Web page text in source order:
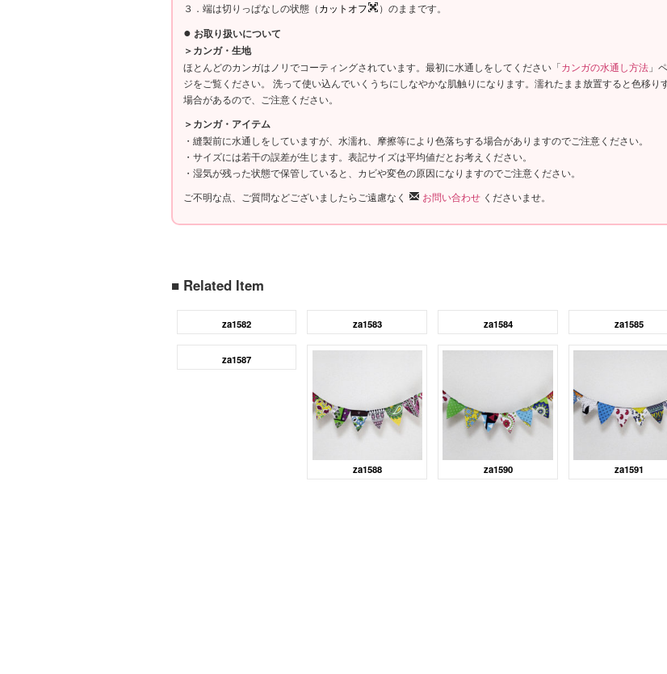
３．端は切りっぱなしの状態（カットオフ ）のままです。
● お取り扱いについて
＞カンガ・生地
ほとんどのカンガはノリでコーティングされています。最初に水通しをしてください「カンガの水通し方法 」
ジをご覧ください。 洗って使い込んでいくうちにしなやかな肌触りになります。濡れたまま放置すると色移り
場合があるので、ご注意ください。
＞カンガ・アイテム
・縫製前に水通しをしていますが、水濡れ、摩擦等により色落ちする場合がありますのでご注意ください。
・サイズには若干の誤差が生じます。表記サイズは平均値だとお考えください。
・湿気が残った状態で保管していると、カビや変色の原因になりますのでご注意ください。
ご不明な点、ご質問などございましたらご遠慮なく
お問い合わせ くださいませ。
■ Related Item
za1582 za1583 za1584 za1585
za1587
za1588 za1590 za1591